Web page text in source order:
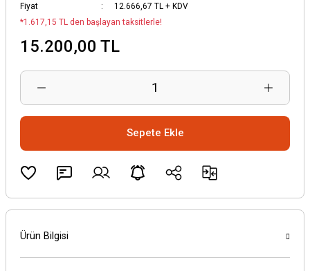
Fiyat
12.666,67 TL + KDV
*1.617,15 TL den başlayan taksitlerle!
15.200,00 TL
Sepete Ekle
Ürün Bilgisi